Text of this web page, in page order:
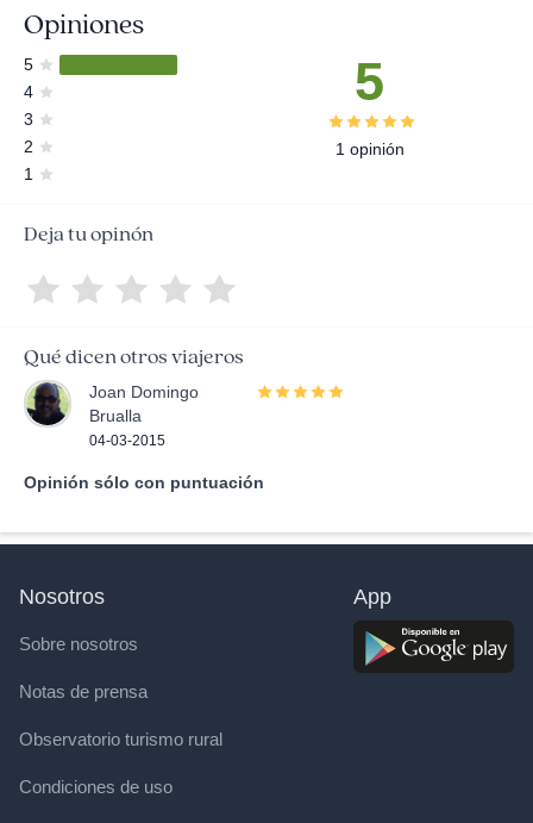
Opiniones
5
4
3
2
1
5
1 opinión
Deja tu opinón
Qué dicen otros viajeros
Joan Domingo
Brualla
04-03-2015
Opinión sólo con puntuación
Nosotros
Sobre nosotros
Notas de prensa
Observatorio turismo rural
Condiciones de uso
App